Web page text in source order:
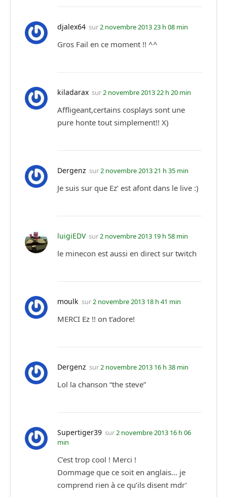
djalex64 sur2 novembre 2013 23 h 08 min
Gros Fail en ce moment !! ^^
kiladarax sur2 novembre 2013 22 h 20 min
Affligeant,certains cosplays sont une
pure honte tout simplement!! X)
Dergenz sur2 novembre 2013 21 h 35 min
Je suis sur que Ez’ est afont dans le live :)
luigiEDV sur2 novembre 2013 19 h 58 min
le minecon est aussi en direct sur twitch
moulk sur2 novembre 2013 18 h 41 min
MERCI Ez !! on t’adore!
Dergenz sur2 novembre 2013 16 h 38 min
Lol la chanson “the steve”
Supertiger39 sur2 novembre 2013 16 h 06
min
C’est trop cool ! Merci !
Dommage que ce soit en anglais… je
comprend rien à ce qu’ils disent mdr’